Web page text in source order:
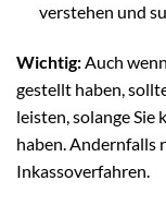
verstehen und
Wichtig:Auch
gestellt haben,
leisten, solange Sie
haben. Andernfalls
Inkassoverfahren.